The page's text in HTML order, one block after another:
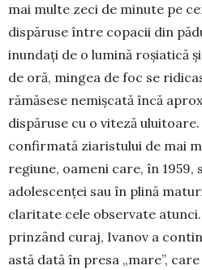
mai mul­te zeci de minute pe
dis­păruse între copacii din
inundaţi de o lumină roşiatică
de oră, mingea de foc se
rămăsese nemişcată încă
dispăruse cu o viteză
confirmată ziaristului de mai
regiune, oameni care, în 1959,
adolescenţei sau în plină
claritate cele observate
prinzând curaj, Ivanov a
astă dată în presa „mare”,